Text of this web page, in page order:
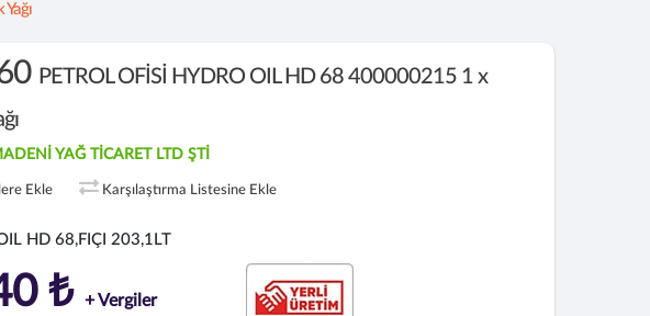
PETROL OFİSİ HYDRO OIL HD 68 400000215 1 x
YAĞ TİCARET LTD ŞTİ
Ekle Karşılaştırma Listesine Ekle
HD 68,FIÇI 203,1LT
₺ + Vergiler